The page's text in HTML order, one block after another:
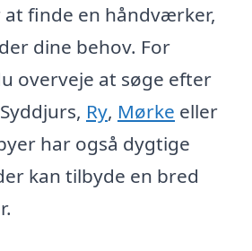
finde en håndværker,
dine behov. For
overveje at søge efter
Ry, Mørke eller
har også dygtige
kan tilbyde en bred